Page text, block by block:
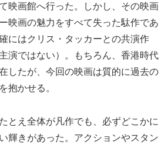
映画館へ行った。しかし、その映画
映画の魅力をすべて失った駄作であ
にはクリス・タッカーとの共演作
演ではない）。もちろん、香港時代
したが、今回の映画は質的に過去の
抱かせる。
とえ全体が凡作でも、必ずどこかに
輝きがあった。アクションやスタン